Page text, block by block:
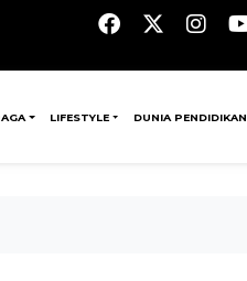
LIFESTYLE DUNIA PENDIDIKAN